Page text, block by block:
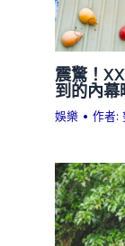
震驚！
到的內幕
娛樂 • 作者: